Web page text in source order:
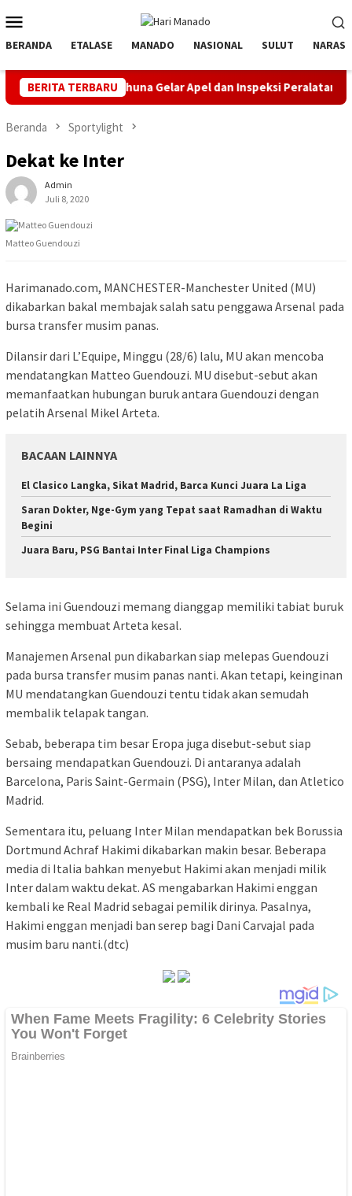
ke
kontenMobile
BERANDA ETALASE MANADO NASIONAL SULUT NARASI
BERITA TERBARU
Tahuna Gelar Apel dan Inspeksi Peralatan Kepulauan Nusa
Beranda Sportylight
Dekat ke Inter
Admin
Juli 8, 2020
Matteo Guendouzi
Harimanado.com, MANCHESTER-Manchester United (MU)
dikabarkan bakal membajak salah satu penggawa Arsenal pada
bursa transfer musim panas.
Dilansir dari L’Equipe, Minggu (28/6) lalu, MU akan mencoba
mendatangkan Matteo Guendouzi. MU disebut-sebut akan
memanfaatkan hubungan buruk antara Guendouzi dengan
pelatih Arsenal Mikel Arteta.
BACAAN LAINNYA
El Clasico Langka, Sikat Madrid, Barca Kunci Juara La Liga
Saran Dokter, Nge-Gym yang Tepat saat Ramadhan di Waktu
Begini
Juara Baru, PSG Bantai Inter Final Liga Champions
Selama ini Guendouzi memang dianggap memiliki tabiat buruk
sehingga membuat Arteta kesal.
Manajemen Arsenal pun dikabarkan siap melepas Guendouzi
pada bursa transfer musim panas nanti. Akan tetapi, keinginan
MU mendatangkan Guendouzi tentu tidak akan semudah
membalik telapak tangan.
Sebab, beberapa tim besar Eropa juga disebut-sebut siap
bersaing mendapatkan Guendouzi. Di antaranya adalah
Barcelona, Paris Saint-Germain (PSG), Inter Milan, dan Atletico
Madrid.
Sementara itu, peluang Inter Milan mendapatkan bek Borussia
Dortmund Achraf Hakimi dikabarkan makin besar. Beberapa
media di Italia bahkan menyebut Hakimi akan menjadi milik
Inter dalam waktu dekat. AS mengabarkan Hakimi enggan
kembali ke Real Madrid sebagai pemilik dirinya. Pasalnya,
Hakimi enggan menjadi ban serep bagi Dani Carvajal pada
musim baru nanti.(dtc)